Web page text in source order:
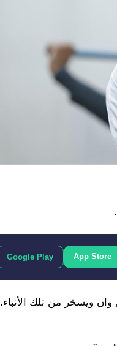
App Store
Google Play
ويسخر من تلك الأنباء.